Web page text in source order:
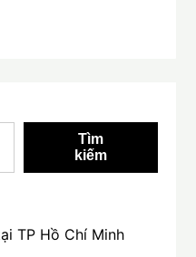
Tìm
kiếm
TP Hồ Chí Minh